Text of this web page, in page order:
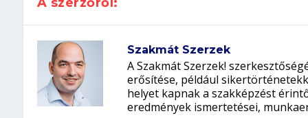
Szakmát Szerzek
A Szakmát Szerzek!
erősítése, például
helyet kapnak a szakképzést
eredmények ismertetései,